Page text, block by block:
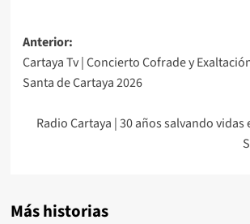
Anterior:
Cartaya Tv | Concierto Cofrade y
Santa de Cartaya 2026
Radio Cartaya | 30 años salvando vidas
Más historias